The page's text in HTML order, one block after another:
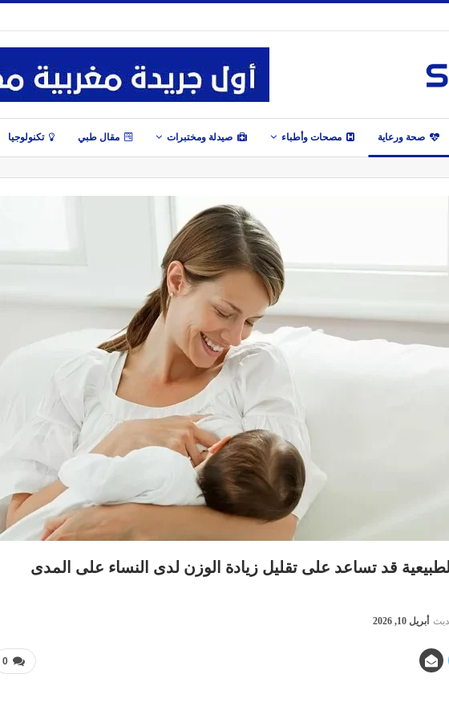
صحة ورعاية مصحات وأطباء صيدلة ومختبرات مقال طبي تكنولوجيا
قد تساعد على تقليل زيادة الوزن لدى النساء على المدى
أبريل 10, 2026
0